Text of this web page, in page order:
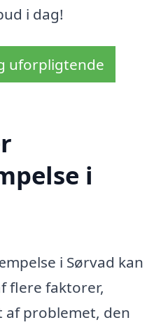
i dag!
uforpligtende
i
i Sørvad kan
flere faktorer,
problemet, den